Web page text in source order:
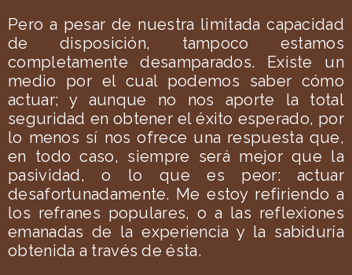
Pero a pesar de nuestra limitada capacidad
de disposición, tampoco estamos
completamente desamparados. Existe un
medio por el cual podemos saber cómo
actuar; y aunque no nos aporte la total
seguridad en obtener el éxito esperado, por
lo menos sí nos ofrece una respuesta que,
en todo caso, siempre será mejor que la
pasividad, o lo que es peor: actuar
desafortunadamente. Me estoy refiriendo a
los refranes populares, o a las reflexiones
emanadas de la experiencia y la sabiduría
obtenida a través de ésta.